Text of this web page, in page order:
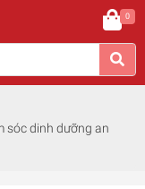
0
sóc dinh dưỡng an